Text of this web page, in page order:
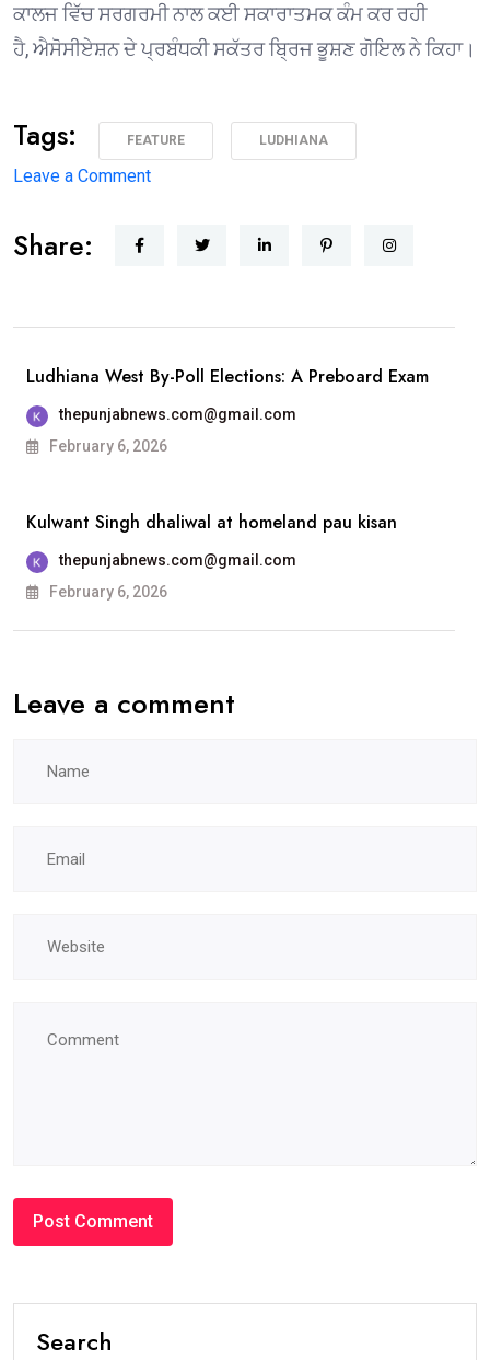
ਕਾਲਜ ਵਿੱਚ ਸਰਗਰਮੀ ਨਾਲ ਕਈ ਸਕਾਰਾਤਮਕ ਕੰਮ ਕਰ ਰਹੀ
ਹੈ, ਐਸੋਸੀਏਸ਼ਨ ਦੇ ਪ੍ਰਬੰਧਕੀ ਸਕੱਤਰ ਬ੍ਰਿਜ ਭੂਸ਼ਣ ਗੋਇਲ ਨੇ ਕਿਹਾ।
Tags: FEATURE LUDHIANA
Leave a Commenton
ਦੀ
ਗੋਲਡਨ
ਐਸਸੀਡੀ
ਸਰਕਾਰੀ
ਕਾਲਜ, ਲੁਧਿਆਣਾ
Share:
Ludhiana West By-Poll Elections: A Preboard Exam
thepunjabnews.com@gmail.com
February 6, 2026
Kulwant Singh dhaliwal at homeland pau kisan
thepunjabnews.com@gmail.com
February 6, 2026
Leave a comment
Search